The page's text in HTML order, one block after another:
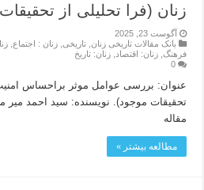
زنان (فرا تحلیلی از
آگوست 23, 2025
بانک مقالات تاریخی زنان ,تاریخی ,زنان : اجتماع ,
فرهنگ ,زنان: اقتصاد ,زنان: تاریخ
0
عنوان: بررسی عوامل موثر براحساس امنیت
تحقیقات موجود). نویسنده: سید احمد میر
مقاله
مطالعه بیشتر »